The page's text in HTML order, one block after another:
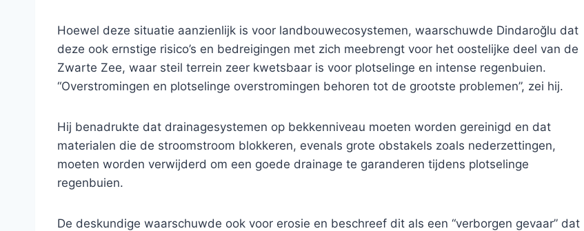
Hoewel deze situatie aanzienlijk is voor landbouwecosystemen, waarschuwde Dindaroğlu dat
deze ook ernstige risico’s en bedreigingen met zich meebrengt voor het oostelijke deel van de
Zwarte Zee, waar steil terrein zeer kwetsbaar is voor plotselinge en intense regenbuien.
“Overstromingen en plotselinge overstromingen behoren tot de grootste problemen”, zei hij.
Hij benadrukte dat drainagesystemen op bekkenniveau moeten worden gereinigd en dat
materialen die de stroomstroom blokkeren, evenals grote obstakels zoals nederzettingen,
moeten worden verwijderd om een ​​goede drainage te garanderen tijdens plotselinge
regenbuien.
De deskundige waarschuwde ook voor erosie en beschreef dit als een “verborgen gevaar” dat